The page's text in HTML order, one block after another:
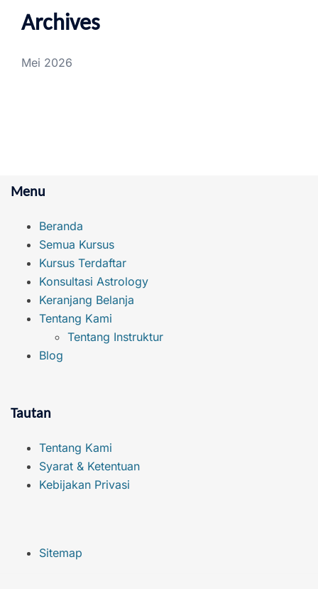
Archives
Mei 2026
Menu
Beranda
Semua Kursus
Kursus Terdaftar
Konsultasi Astrology
Keranjang Belanja
Tentang Kami
Tentang Instruktur
Blog
Tautan
Tentang Kami
Syarat & Ketentuan
Kebijakan Privasi
Sitemap